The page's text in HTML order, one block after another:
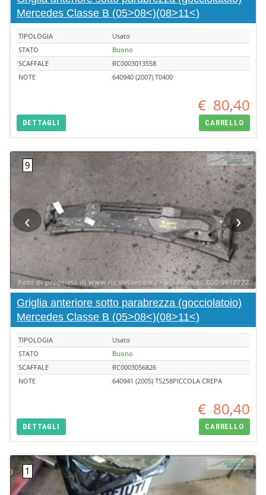
Mercedes Classe B (05>08<)(08>11<)
TIPOLOGIA
Usato
STATO
Buono
SCAFFALE
RC0003013558
NOTE
640940 (2007) T0400
€ 80,40
DETTAGLI CARRELLO
‹ ›
Griglia anteriore sotto parabrezza (gocciolatoio)
Mercedes Classe B (05>08<)(08>11<)
TIPOLOGIA
Usato
STATO
Buono
SCAFFALE
RC0003056826
NOTE
640941 (2005) T5258PICCOLA CREPA
€ 80,40
DETTAGLI CARRELLO